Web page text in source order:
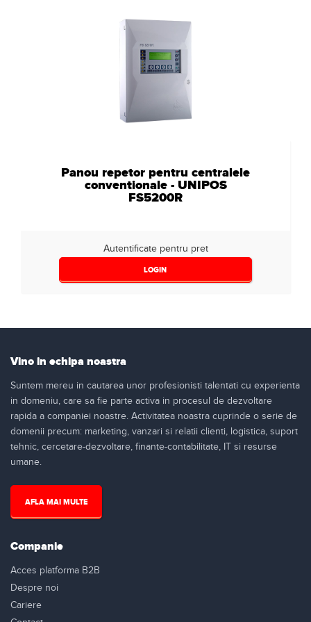
Panou repetor pentru centralele
conventionale - UNIPOS
FS5200R
Autentificate pentru pret
LOGIN
Vino in echipa noastra
Suntem mereu in cautarea unor profesionisti talentati cu experienta
in domeniu, care sa fie parte activa in procesul de dezvoltare
rapida a companiei noastre. Activitatea noastra cuprinde o serie de
domenii precum: marketing, vanzari si relatii clienti, logistica, suport
tehnic, cercetare-dezvoltare, finante-contabilitate, IT si resurse
umane.
AFLA MAI MULTE
Companie
Acces platforma B2B
Despre noi
Cariere